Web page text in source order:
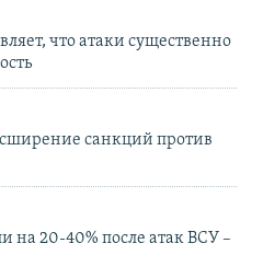
что атаки существенно
санкций против
на 20-40% после атак ВСУ –